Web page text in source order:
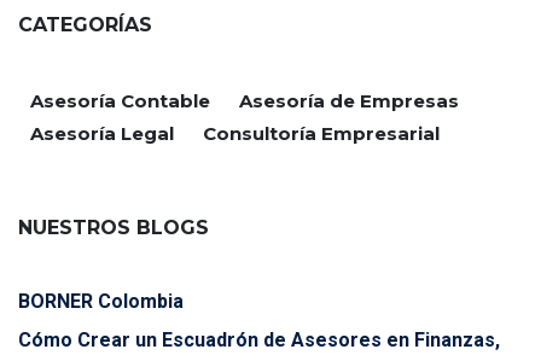
CATEGORÍAS
Asesoría Contable
Asesoría de Empresas
Asesoría Legal
Consultoría Empresarial
NUESTROS BLOGS
BORNER Colombia
Cómo Crear un Escuadrón de Asesores en Finanzas,